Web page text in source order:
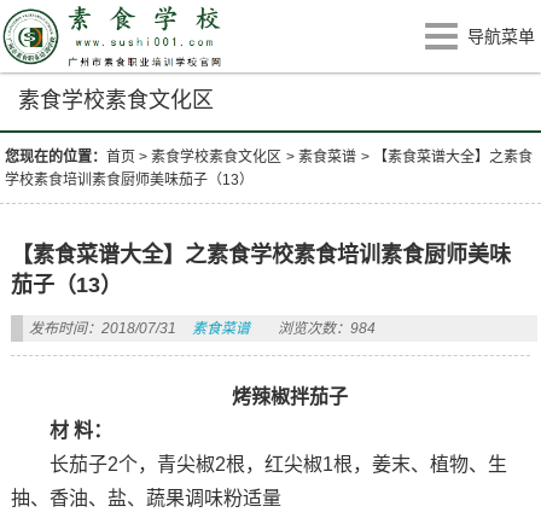
导航菜单
素食学校素食文化区
您现在的位置：首页 >素食学校素食文化区 >素食菜谱 >
【素食菜谱大全】之素食
学校素食培训素食厨师美味茄子（13）
【素食菜谱大全】之素食学校素食培训素食厨师美味
茄子（13）
发布时间：2018/07/31 素食菜谱 浏览次数：984
烤辣椒拌茄子
材 料：
长茄子2个，青尖椒2根，红尖椒1根，姜末、植物、生
抽、香油、盐、蔬果调味粉适量